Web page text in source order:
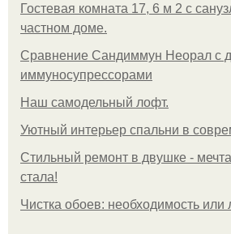
Гостевая комната 17, 6 м 2 с
частном доме.
Сравнение Сандиммун Неорал с
иммуносупрессорами
Наш самодельный лофт.
Уютный интерьер спальни в
Стильный ремонт в двушке -
стала!
Чистка обоев: необходимость или